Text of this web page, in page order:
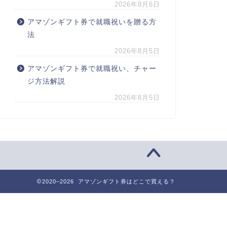
2026年8月6日
アマゾンギフト券で就職祝いを贈る方
法
2026年8月5日
アマゾンギフト券で就職祝い、チャー
ジ方法解説
2026年8月5日
2020–2026 アマゾンギフト券はどこで買える？